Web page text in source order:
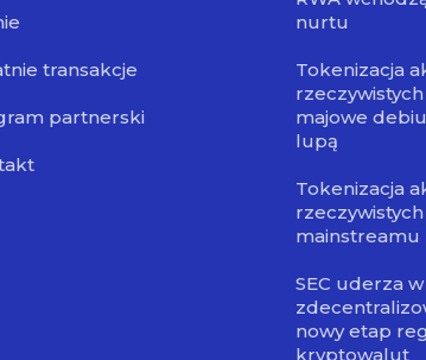
transakcje
partnerski
nurtu
Tokenizacja
majowe
lupą
Tokenizacja
SEC uderza w
nowy etap
kryptowalut